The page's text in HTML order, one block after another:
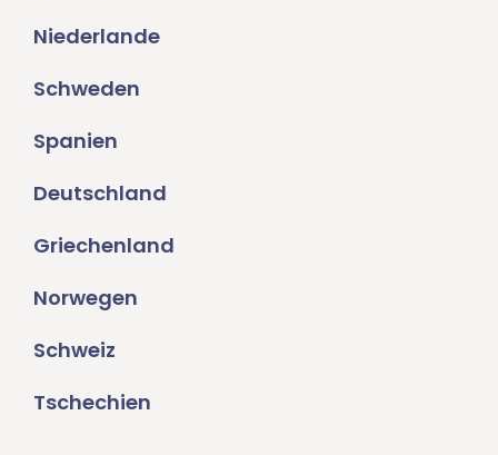
Niederlande
Schweden
Spanien
Deutschland
Griechenland
Norwegen
Schweiz
Tschechien